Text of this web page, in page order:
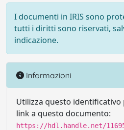
I documenti in IRIS sono
tutti i diritti sono riservati,
indicazione.
Informazioni
Utilizza questo
link a questo documento:
https://hdl.handle.net/